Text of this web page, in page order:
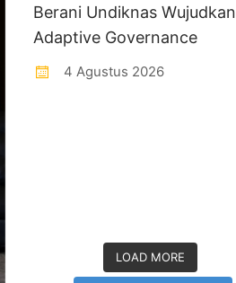
Berani Undiknas Wujudkan
Adaptive Governance
4 Agustus 2026
LOAD MORE